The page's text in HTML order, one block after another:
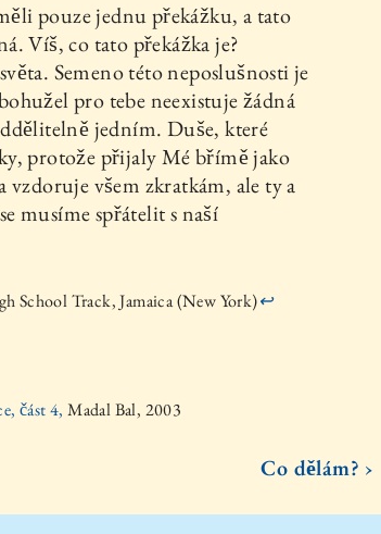
pouze jednu překážku, a tato
Víš, co tato překážka je?
Semeno této neposlušnosti je
pro tebe neexistuje žádná
jedním. Duše, které
protože přijaly Mé břímě jako
všem zkratkám, ale ty a
musíme spřátelit s naší
School Track, Jamaica (New York)↩
část 4,Madal Bal, 2003
Co dělám? ›